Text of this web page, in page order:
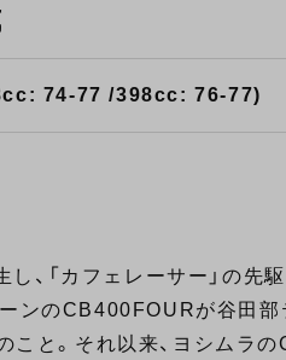
74-77 /398cc: 76-77)
、「カフェレーサー」の先
ーンのCB400FOURが谷田
こと。それ以来、ヨシムラ